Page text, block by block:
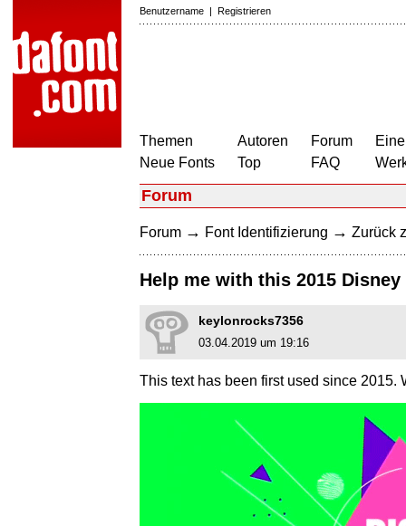
Benutzername | Registrieren
Themen
Neue Fonts
Autoren
Top
Forum
FAQ
Forum
Forum → Font Identifizierung → Zurück
Help me with this 2015 Disney
keylonrocks7356
03.04.2019 um 19:16
This text has been first used since 2015.